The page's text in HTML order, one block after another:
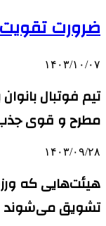
ضرورت
۱۴۰۳/۱۰/۰۷
تیم فوتبال بانوان
مطرح و قوی
۱۴۰۳/۰۹/۲۸
هیئت‌هایی که
تشویق می‌شوند